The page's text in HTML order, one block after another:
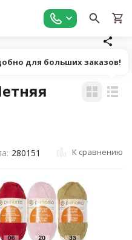
280151 К сравнению
для больших заказов!